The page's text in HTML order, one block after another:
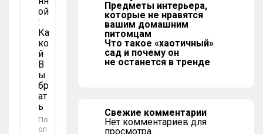
Ой
:
Ка
Ко
Й
В
Ы
Бр
Ат
Ь
По
сл
Предметы интерьера,
которые не нравятся
вашим домашним
питомцам
Что такое «хаотичный»
сад и почему он
не останется в тренде
Свежие комментарии
Нет комментариев для
просмотра.